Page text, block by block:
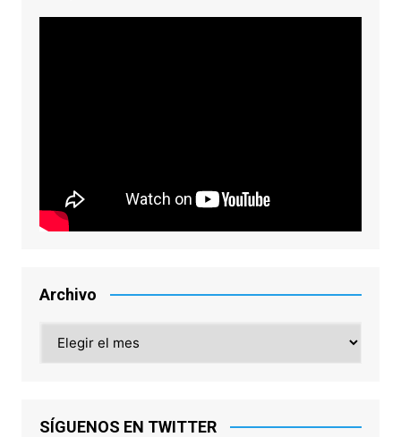
Archivo
SÍGUENOS EN TWITTER